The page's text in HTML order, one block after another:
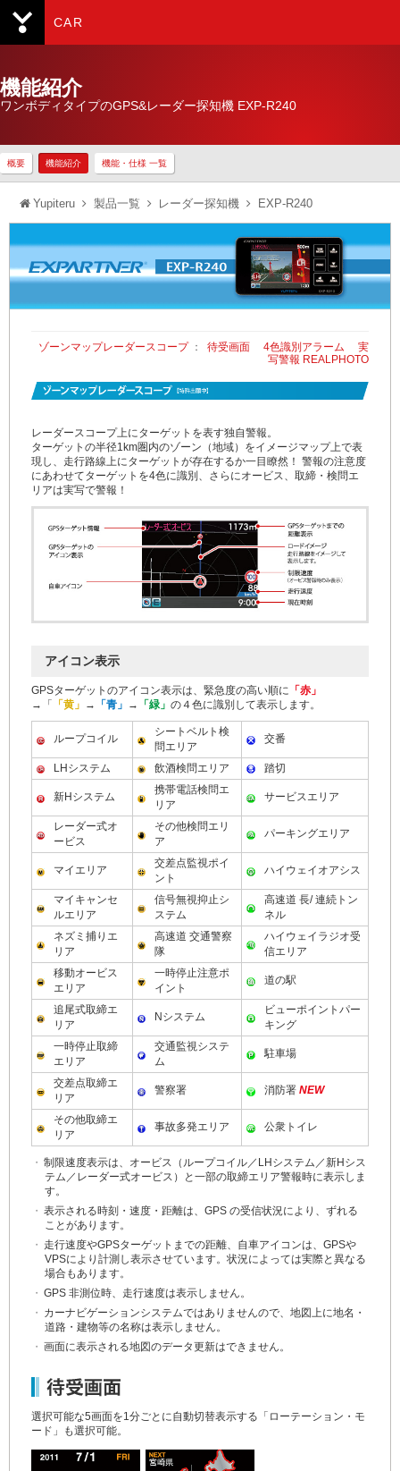
CAR
機能紹介
ワンボディタイプのGPS&レーダー探知機 EXP-R240
概要 機能紹介 機能・仕様 一覧
Yupiteru 製品一覧 レーダー探知機 EXP-R240
ゾーンマップレーダースコープ： 待受画面 4色識別アラーム
実
写警報 REALPHOTO
レーダースコープ上にターゲットを表す独自警報。
ターゲットの半径1km圏内のゾーン（地域）をイメージマップ上で表
現し、走行路線上にターゲットが存在するか一目瞭然！ 警報の注意度
にあわせてターゲットを4色に識別、さらにオービス、取締・検問エ
リアは実写で警報！
アイコン表示
GPSターゲットのアイコン表示は、緊急度の高い順に 「赤」
→「
「黄」 → 「青」 → 「緑」 の４色に識別して表示します。
ループコイル
シートベルト検
問エリア
交番
LHシステム 飲酒検問エリア 踏切
新Hシステム
携帯電話検問エ
リア
サービスエリア
レーダー式オ
ービス
その他検問エリ
ア
パーキングエリア
マイエリア
交差点監視ポイ
ント
ハイウェイオアシス
マイキャンセ
ルエリア
信号無視抑止シ
ステム
高速道 長/ 連続トン
ネル
ネズミ捕りエ
リア
高速道 交通警察
隊
ハイウェイラジオ受
信エリア
移動オービス
エリア
一時停止注意ポ
イント
道の駅
追尾式取締エ
リア
Nシステム
ビューポイントパー
キング
一時停止取締
エリア
交通監視システ
ム
駐車場
交差点取締エ
リア
警察署 消防署 NEW
その他取締エ
リア
事故多発エリア 公衆トイレ
・ 制限速度表示は、オービス（ループコイル／LHシステム／新Hシス
テム／レーダー式オービス）と一部の取締エリア警報時に表示しま
す。
・ 表示される時刻・速度・距離は、GPS の受信状況により、ずれる
ことがあります。
・ 走行速度やGPSターゲットまでの距離、自車アイコンは、GPSや
VPSにより計測し表示させています。状況によっては実際と異なる
場合もあります。
・ GPS 非測位時、走行速度は表示しません。
・ カーナビゲーションシステムではありませんので、地図上に地名・
道路・建物等の名称は表示しません。
・ 画面に表示される地図のデータ更新はできません。
選択可能な5画面を1分ごとに自動切替表示する「ローテーション・モ
ード」も選択可能。